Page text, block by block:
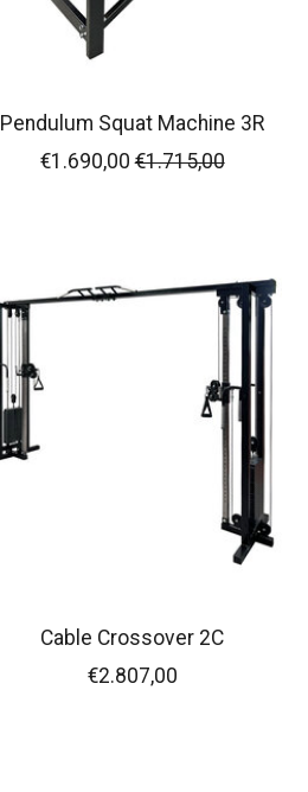
Pendulum Squat Machine 3R
€1.690,00 €1.715,00
Cable Crossover 2C
€2.807,00